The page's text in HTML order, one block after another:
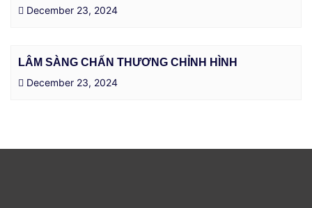
December 23, 2024
LÂM SÀNG CHẤN THƯƠNG CHỈNH HÌNH
December 23, 2024